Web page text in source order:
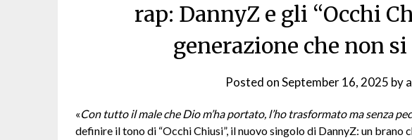
rap: DannyZ e gli “Occhi
generazione che non
Posted onSeptember 16, 2025 by
«Con tutto il male che Dio m’ha portato, l’ho trasformato ma senza
definire il tono di “Occhi Chiusi”, il nuovo singolo di DannyZ: un brano